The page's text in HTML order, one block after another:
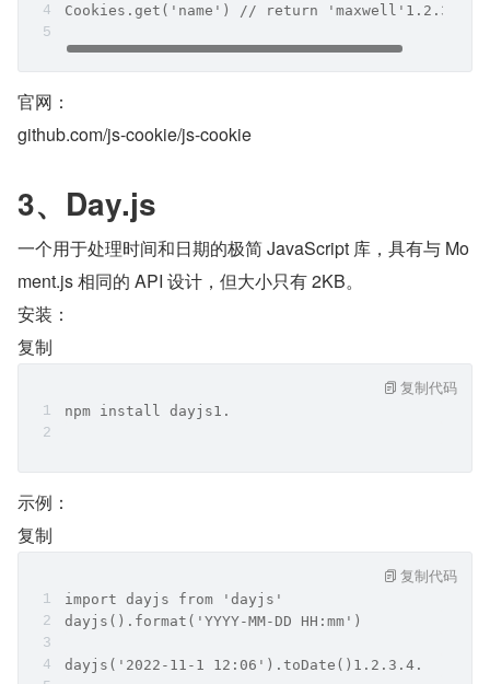
Cookies.get('name') // return 'maxwell'1.2.3.4.
官网：
github.com/js-cookie/js-cookie
3、Day.js
一个用于处理时间和日期的极简 JavaScript 库，具有与 Mo
ment.js 相同的 API 设计，但大小只有 2KB。
安装：
复制
npm install dayjs1.
复制代码
示例：
复制
import dayjs from 'dayjs'
dayjs().format('YYYY-MM-DD HH:mm')
dayjs('2022-11-1 12:06').toDate()1.2.3.4.
复制代码